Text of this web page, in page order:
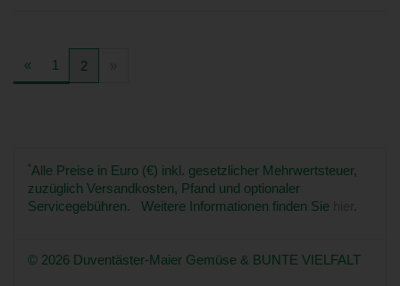
« 1 2
*Alle Preise in Euro (€) inkl. gesetzlicher Mehrwertsteuer,
zuzüglich Versandkosten, Pfand und optionaler
Servicegebühren. Weitere Informationen finden Sie hier.
© 2026 Duventäster-Maier Gemüse & BUNTE VIELFALT